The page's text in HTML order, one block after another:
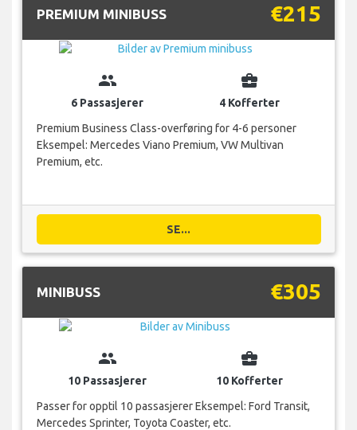
PREMIUM MINIBUSS €215
group
6 Passasjerer
business_center
4 Kofferter
Premium Business Class-overføring for 4-6 personer
Eksempel: Mercedes Viano Premium, VW Multivan
Premium, etc.
SE...
MINIBUSS €305
group
10 Passasjerer
business_center
10 Kofferter
Passer for opptil 10 passasjerer Eksempel: Ford Transit,
Mercedes Sprinter, Toyota Coaster, etc.